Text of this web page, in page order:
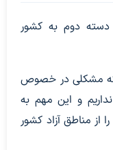
دوم به کشور
مشکلی در خصوص
و این مهم به
از مناطق آزاد کشور